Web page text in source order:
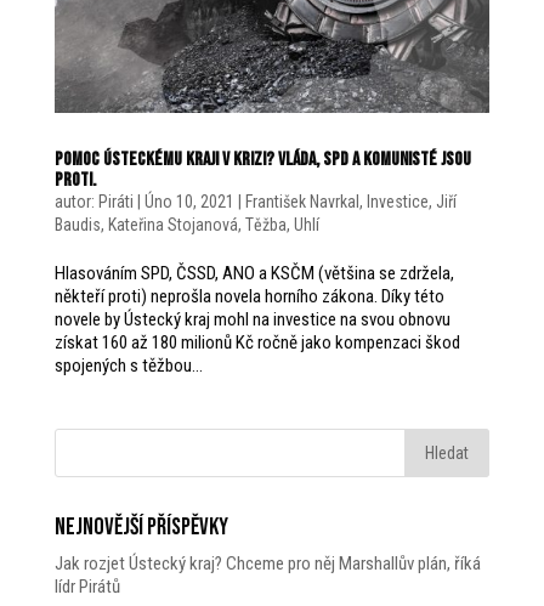
Pomoc Ústeckému kraji v krizi? Vláda, SPD a komunisté jsou
proti.
autor: Piráti Úno 10, 2021 František Navrkal , Investice, Jiří
Baudis, Kateřina Stojanová, Těžba, Uhlí
Hlasováním SPD, ČSSD, ANO a KSČM (většina se zdržela,
někteří proti) neprošla novela horního zákona. Díky této
novele by Ústecký kraj mohl na investice na svou obnovu
získat 160 až 180 milionů Kč ročně jako kompenzaci škod
spojených s těžbou...
Nejnovější příspěvky
Jak rozjet Ústecký kraj? Chceme pro něj Marshallův plán, říká
lídr Pirátů